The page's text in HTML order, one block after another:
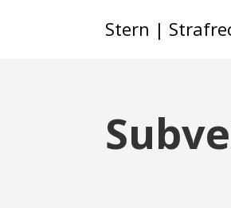
Stern |